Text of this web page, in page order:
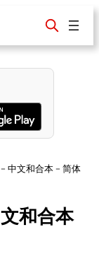
中文和合本 – 简体
和合本